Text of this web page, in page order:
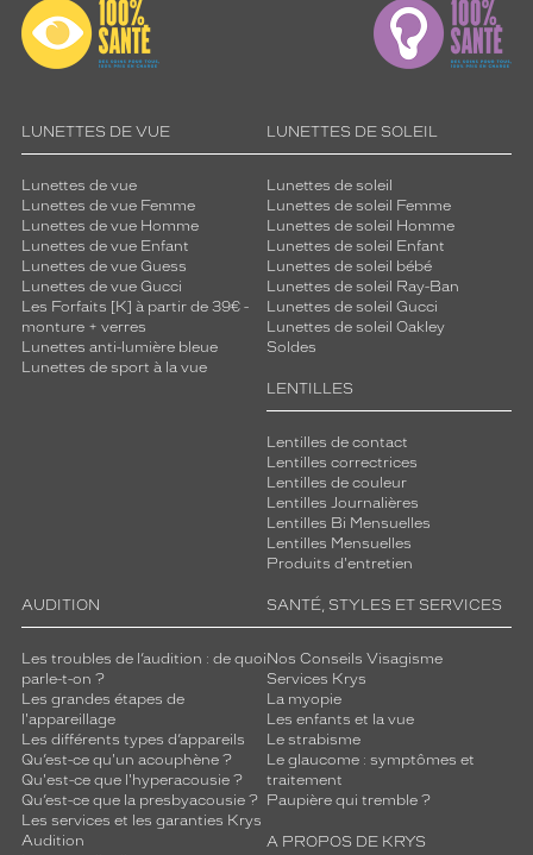
LUNETTES DE VUE
Lunettes de vue
Lunettes de vue Femme
Lunettes de vue Homme
Lunettes de vue Enfant
Lunettes de vue Guess
Lunettes de vue Gucci
Les Forfaits [K] à partir de 39€ -
monture + verres
Lunettes anti-lumière bleue
Lunettes de sport à la vue
LUNETTES DE SOLEIL
Lunettes de soleil
Lunettes de soleil Femme
Lunettes de soleil Homme
Lunettes de soleil Enfant
Lunettes de soleil bébé
Lunettes de soleil Ray-Ban
Lunettes de soleil Gucci
Lunettes de soleil Oakley
Soldes
LENTILLES
Lentilles de contact
Lentilles correctrices
Lentilles de couleur
Lentilles Journalières
Lentilles Bi Mensuelles
Lentilles Mensuelles
Produits d'entretien
AUDITION
Les troubles de l’audition : de quoi
parle-t-on ?
Les grandes étapes de
l'appareillage
Les différents types d’appareils
Qu’est-ce qu'un acouphène ?
Qu'est-ce que l'hyperacousie ?
Qu’est-ce que la presbyacousie ?
Les services et les garanties Krys
Audition
SANTÉ, STYLES ET SERVICES
Nos Conseils Visagisme
Services Krys
La myopie
Les enfants et la vue
Le strabisme
Le glaucome : symptômes et
traitement
Paupière qui tremble ?
A PROPOS DE KRYS